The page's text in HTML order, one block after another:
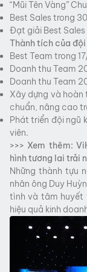
“Mũi Tên Vàng”
Best Sales trong
Đạt giải Best Sales
Thành tích của đội
Best Team trong
Doanh thu Team
Doanh thu Team
Xây dựng và hoàn
chuẩn, nâng cao
Phát triển đội ngũ
viên.
>>> Xem thêm:
hình tương lai trải
Những thành tựu
nhân ông Duy
tình và tâm huyết
hiệu quả kinh